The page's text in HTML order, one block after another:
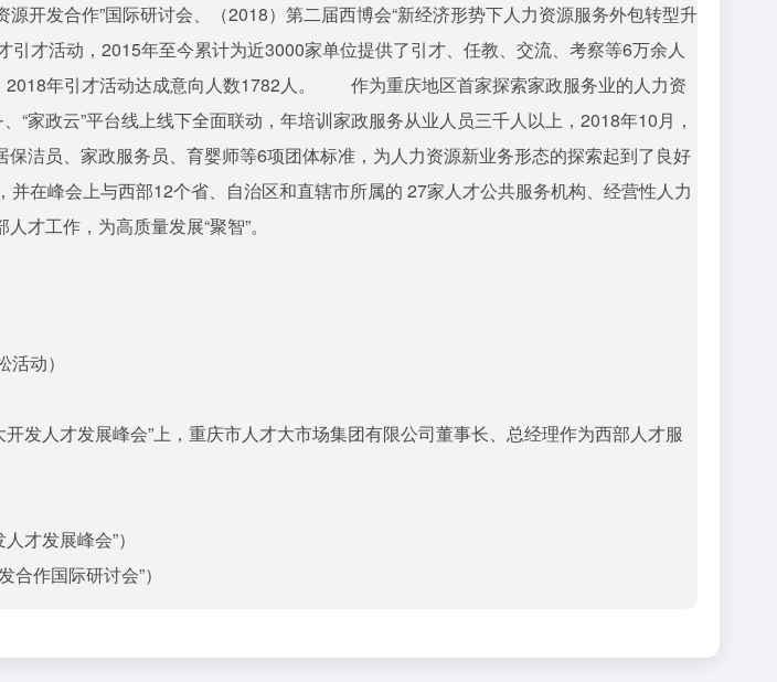
开发合作”国际研讨会、（2018）第二届西博会“新经济形势下人力资源服务外包转型升
才活动，2015年至今累计为近3000家单位提供了引才、任教、交流、考察等6万余人
2018年引才活动达成意向人数1782人。 作为重庆地区首家探索家政服务业的人力资
家政云”平台线上线下全面联动，年培训家政服务从业人员三千人以上，2018年10月，
洁员、家政服务员、育婴师等6项团体标准，为人力资源新业务形态的探索起到了良好
在峰会上与西部12个省、自治区和直辖市所属的 27家人才公共服务机构、经营性人力
才工作，为高质量发展“聚智”。
活动）
发人才发展峰会”上，重庆市人才大市场集团有限公司董事长、总经理作为西部人才服
才发展峰会”）
作国际研讨会”）